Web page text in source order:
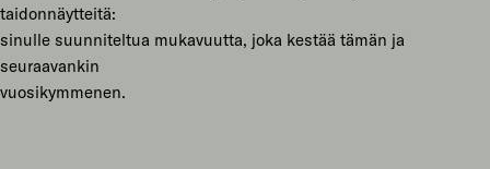
taidonnäytteitä:
sinulle suunniteltua mukavuutta, joka kestää tämän ja
seuraavankin
vuosikymmenen.